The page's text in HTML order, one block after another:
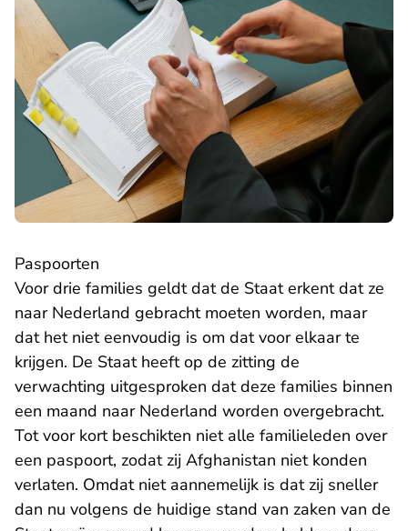
Paspoorten
Voor drie families geldt dat de Staat erkent dat ze
naar Nederland gebracht moeten worden, maar
dat het niet eenvoudig is om dat voor elkaar te
krijgen. De Staat heeft op de zitting de
verwachting uitgesproken dat deze families binnen
een maand naar Nederland worden overgebracht.
Tot voor kort beschikten niet alle familieleden over
een paspoort, zodat zij Afghanistan niet konden
verlaten. Omdat niet aannemelijk is dat zij sneller
dan nu volgens de huidige stand van zaken van de